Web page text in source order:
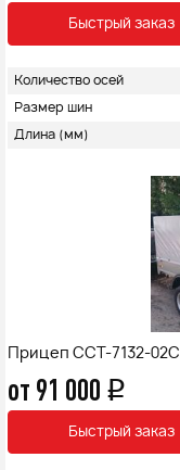
Быстрый заказ
Количество осей
Размер шин
Длина (мм)
Прицеп ССТ-7132-02С
от 91 000 q
Быстрый заказ